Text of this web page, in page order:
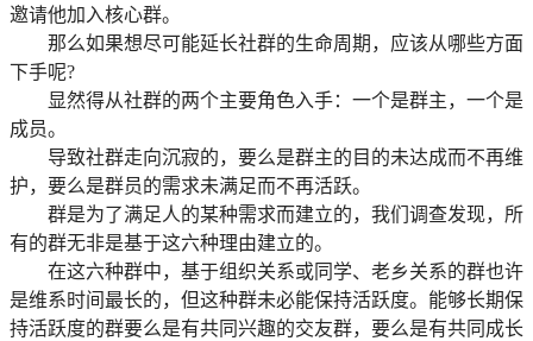
邀请他加入核心群。
那么如果想尽可能延长社群的生命周期，应该从哪些方面
下手呢?
显然得从社群的两个主要角色入手：一个是群主，一个是
成员。
导致社群走向沉寂的，要么是群主的目的未达成而不再维
护，要么是群员的需求未满足而不再活跃。
群是为了满足人的某种需求而建立的，我们调查发现，所
有的群无非是基于这六种理由建立的。
在这六种群中，基于组织关系或同学、老乡关系的群也许
是维系时间最长的，但这种群未必能保持活跃度。能够长期保
持活跃度的群要么是有共同兴趣的交友群，要么是有共同成长